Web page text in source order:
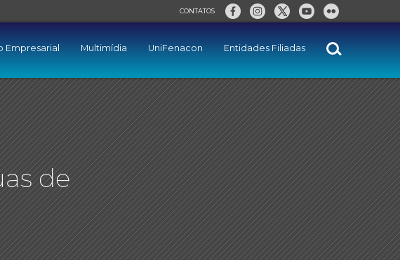
CONTATOS
Empresarial Multimídia UniFenacon Entidades Filiadas
de